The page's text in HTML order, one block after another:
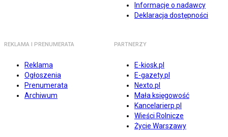
Informacje o nadawcy
Deklaracja dostępności
REKLAMA I PRENUMERATA
Reklama
Ogłoszenia
Prenumerata
Archiwum
PARTNERZY
E-kiosk.pl
E-gazety.pl
Nexto.pl
Mała księgowość
Kancelarierp.pl
Wieści Rolnicze
Życie Warszawy